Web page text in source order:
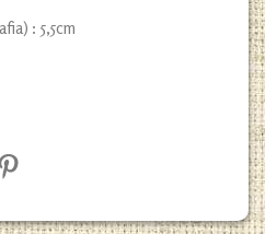
: 5,5cm